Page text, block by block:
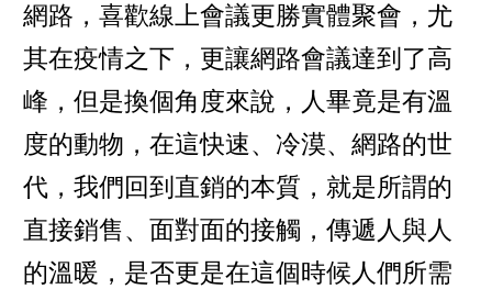
網路，喜歡線上會議更勝實體聚會，尤
其在疫情之下，更讓網路會議達到了高
峰，但是換個角度來說，人畢竟是有溫
度的動物，在這快速、冷漠、網路的世
代，我們回到直銷的本質，就是所謂的
直接銷售、面對面的接觸，傳遞人與人
的溫暖，是否更是在這個時候人們所需